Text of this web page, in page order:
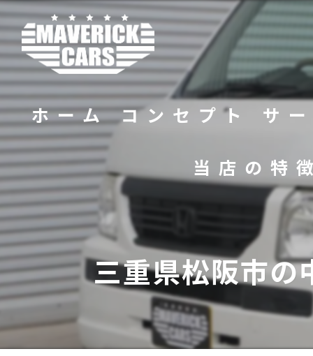
ホーム コンセプト サ
当店の特徴
販売
修理
カスタム
三重県松阪市の